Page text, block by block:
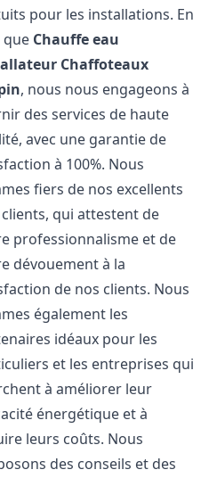
pour les installations. En
Chauffe eau
Chaffoteaux
, nous nous engageons à
des services de haute
avec une garantie de
à 100%. Nous
fiers de nos excellents
clients, qui attestent de
professionnalisme et de
dévouement à la
de nos clients. Nous
également les
idéaux pour les
et les entreprises qui
à améliorer leur
énergétique et à
leurs coûts. Nous
des conseils et des